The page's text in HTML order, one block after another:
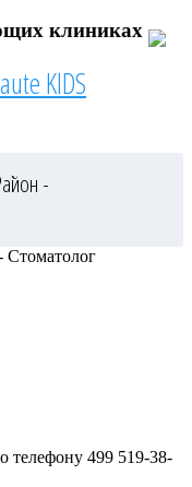
клиниках
KIDS
-
телефону 499 519-38-